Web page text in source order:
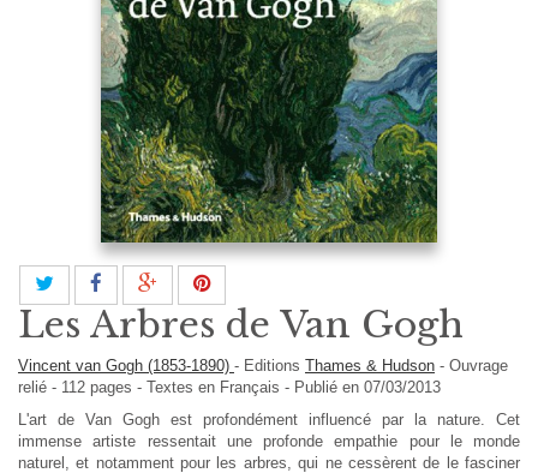
Les Arbres de Van Gogh
Vincent van Gogh (1853-1890) - Editions Thames & Hudson - Ouvrage
relié - 112 pages - Textes en Français - Publié en 07/03/2013
L'art de Van Gogh est profondément influencé par la nature. Cet
immense artiste ressentait une profonde empathie pour le monde
naturel, et notamment pour les arbres, qui ne cessèrent de le fasciner